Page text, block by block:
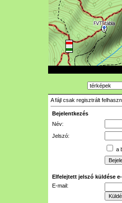
A fájl csak regisztrált
Bejelentkezés
Név:
Jelszó:
a
Elfelejtett jelszó küldése
E-mail: